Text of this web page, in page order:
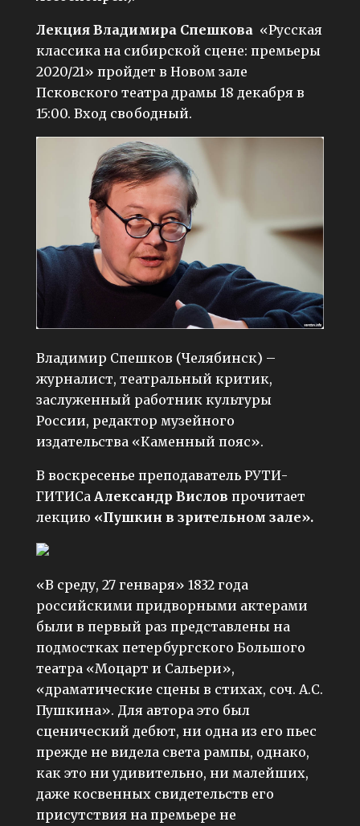
Лекция Владимира Спешкова «Русская
классика на сибирской сцене: премьеры
2020/21» пройдет в Новом зале
Псковского театра драмы 18 декабря в
15:00. Вход свободный.
Владимир Спешков (Челябинск) –
журналист, театральный критик,
заслуженный работник культуры
России, редактор музейного
издательства «Каменный пояс».
В воскресенье преподаватель РУТИ-
ГИТИСа Александр Вислов прочитает
лекцию «Пушкин в зрительном зале».
«В среду, 27 генваря» 1832 года
российскими придворными актерами
были в первый раз представлены на
подмостках петербургского Большого
театра «Моцарт и Сальери»,
«драматические сцены в стихах, соч. А.С.
Пушкина». Для автора это был
сценический дебют, ни одна из его пьес
прежде не видела света рампы, однако,
как это ни удивительно, ни малейших,
даже косвенных свидетельств его
присутствия на премьере не